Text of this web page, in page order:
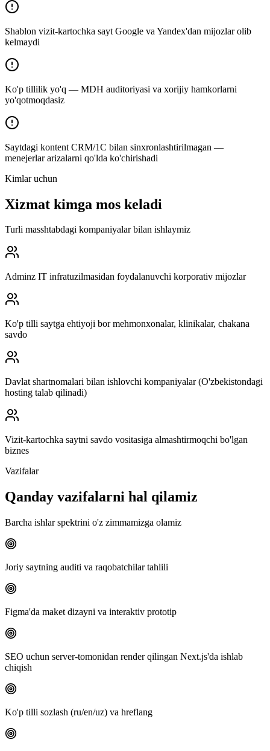
Shablon vizit-kartochka sayt Google va Yandex'dan mijozlar olib
kelmaydi
Ko'p tillilik yo'q — MDH auditoriyasi va xorijiy hamkorlarni
yo'qotmoqdasiz
Saytdagi kontent CRM/1C bilan sinxronlashtirilmagan —
menejerlar arizalarni qo'lda ko'chirishadi
Kimlar uchun
Xizmat kimga mos keladi
Turli masshtabdagi kompaniyalar bilan ishlaymiz
Adminz IT infratuzilmasidan foydalanuvchi korporativ mijozlar
Ko'p tilli saytga ehtiyoji bor mehmonxonalar, klinikalar, chakana
savdo
Davlat shartnomalari bilan ishlovchi kompaniyalar (O'zbekistondagi
hosting talab qilinadi)
Vizit-kartochka saytni savdo vositasiga almashtirmoqchi bo'lgan
biznes
Vazifalar
Qanday vazifalarni hal qilamiz
Barcha ishlar spektrini o'z zimmamizga olamiz
Joriy saytning auditi va raqobatchilar tahlili
Figma'da maket dizayni va interaktiv prototip
SEO uchun server-tomonidan render qilingan Next.js'da ishlab
chiqish
Ko'p tilli sozlash (ru/en/uz) va hreflang